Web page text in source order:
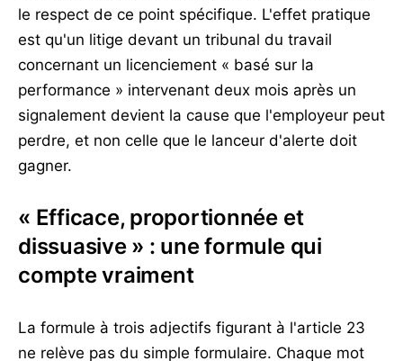
le respect de ce point spécifique. L'effet pratique
est qu'un litige devant un tribunal du travail
concernant un licenciement « basé sur la
performance » intervenant deux mois après un
signalement devient la cause que l'employeur peut
perdre, et non celle que le lanceur d'alerte doit
gagner.
« Efficace, proportionnée et
dissuasive » : une formule qui
compte vraiment
La formule à trois adjectifs figurant à l'article 23
ne relève pas du simple formulaire. Chaque mot